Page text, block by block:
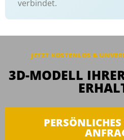
verbindet.
JETZT KOSTENLOS &
3D-MODELL